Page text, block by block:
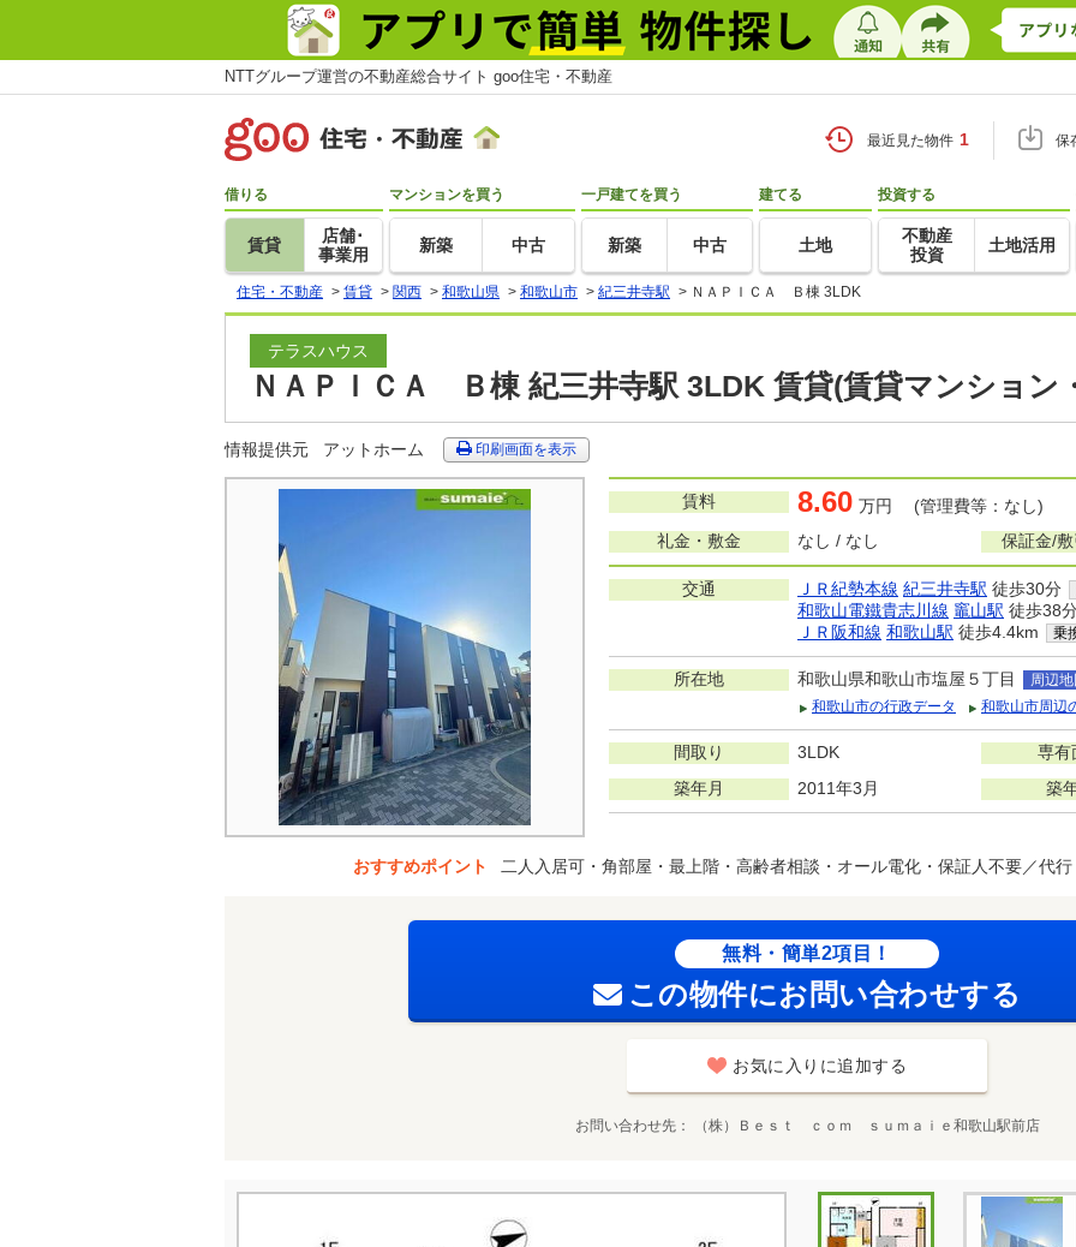
NTTグループ運営の不動産総合サイト goo住宅・不動産
最近見た物件 1 保
借りる
賃貸
店舗･
事業用
マンションを買う
新築 中古
一戸建てを買う
新築 中古
建てる
土地
投資する
不動産
投資
土地活用
住宅・不動産 > 賃貸 > 関西 > 和歌山県 > 和歌山市 > 紀三井寺駅 > ＮＡＰＩＣＡ Ｂ棟 3LDK
テラスハウス
ＮＡＰＩＣＡ Ｂ棟 紀三井寺駅 3LDK 賃貸(賃貸マンション
情報提供元 アットホーム 印刷画面を表示
賃料 8.60 万円 (管理費等：なし)
礼金・敷金
なし / なし 保証金/
交通 ＪＲ紀勢本線 紀三井寺駅 徒歩30分
和歌山電鐵貴志川線 竈山駅 徒歩38
ＪＲ阪和線 和歌山駅 徒歩4.4km 乗
所在地 和歌山県和歌山市塩屋５丁目
周辺地
和歌山市の行政データ
和歌山市周辺
間取り 3LDK 専有
築年月 2011年3月 築
おすすめポイント 二人入居可・角部屋・最上階・高齢者相談・オール電化・保証人不要／代
無料・簡単2項目！
この物件にお問い合わせする
お気に入りに追加する
お問い合わせ先 （株）Ｂｅｓｔ ｃｏｍ ｓｕｍａｉｅ和歌山駅前店